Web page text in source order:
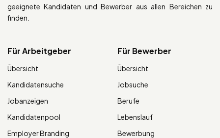
geeignete Kandidaten und Bewerber aus allen Bereichen zu
finden.
Für Arbeitgeber
Übersicht
Kandidatensuche
Jobanzeigen
Kandidatenpool
Employer Branding
Für Bewerber
Übersicht
Jobsuche
Berufe
Lebenslauf
Bewerbung